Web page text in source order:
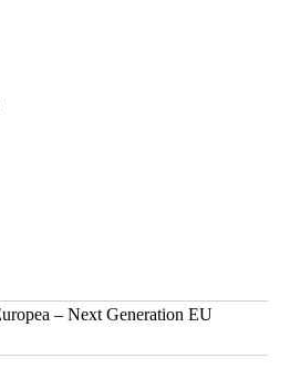
– Next Generation EU